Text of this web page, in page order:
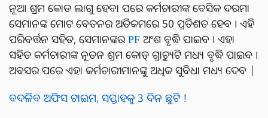
ନୂଆ ଶ୍ରମ କୋଡ ଲାଗୁ ହେବା ପରେ କର୍ମଚାରୀଙ୍କ ବେସିକ ଦରମା
ସେମାନଙ୍କ ମୋଟ ବେତନର ଅତିକମରେ 50 ପ୍ରତିଶତ ହେବ । ଏହି
ପରିବର୍ତ୍ତନ ସହିତ, ସେମାନଙ୍କର PF ଅଂଶ ବୃଦ୍ଧି ପାଇବ । ଏହା
ସହିତ କର୍ମଚାରୀଙ୍କ ନୂତନ ଶ୍ରମ କୋଡ୍ ଗ୍ରାଚ୍ୟୁଟି ମଧ୍ୟ ବୃଦ୍ଧି ପାଇବ ।
ଅବସର ପରେ ଏହା କର୍ମଚାରୀମାନଙ୍କୁ ଅଧିକ ସୁବିଧା ମଧ୍ୟ ଦେବ |
ବଦଳିବ ଅଫିସ ଟାଇମ, ସପ୍ତାହକୁ 3 ଦିନ ଛୁଟି !